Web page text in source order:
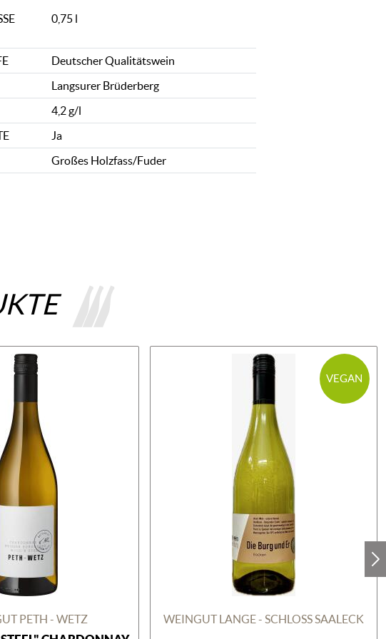
0,75 l
Deutscher Qualitätswein
Langsurer Brüderberg
4,2 g/l
Ja
Großes Holzfass/Fuder
PETH - WETZ
VEGAN
WEINGUT LANGE - SCHLOSS SAALECK